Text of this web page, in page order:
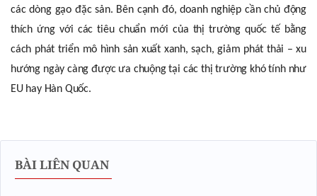
các dòng gạo đặc sản. Bên cạnh đó, doanh nghiệp cần chủ động
thích ứng với các tiêu chuẩn mới của thị trường quốc tế bằng
cách phát triển mô hình sản xuất xanh, sạch, giảm phát thải – xu
hướng ngày càng được ưa chuộng tại các thị trường khó tính như
EU hay Hàn Quốc.
BÀI LIÊN QUAN